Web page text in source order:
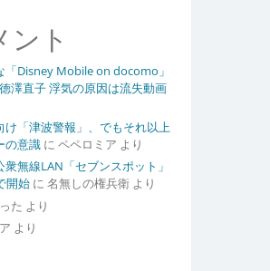
ント
「Disney Mobile on docomo」
徳澤直子 浮気の原因は流失動画
け「津波警報」、でもそれ以上
の意識に ペペロミア より
無線LAN「セブンスポット」
開始に 名無しの権兵衛より
た より
より